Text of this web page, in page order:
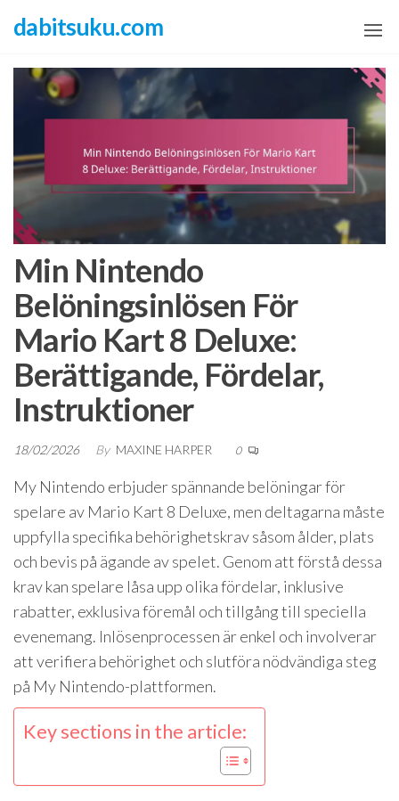
content
dabitsuku.com
Min Nintendo
Belöningsinlösen För
Mario Kart 8 Deluxe:
Berättigande, Fördelar,
Instruktioner
18/02/2026 By MAXINE HARPER 0
My Nintendo erbjuder spännande belöningar för
spelare av Mario Kart 8 Deluxe, men deltagarna måste
uppfylla specifika behörighetskrav såsom ålder, plats
och bevis på ägande av spelet. Genom att förstå dessa
krav kan spelare låsa upp olika fördelar, inklusive
rabatter, exklusiva föremål och tillgång till speciella
evenemang. Inlösenprocessen är enkel och involverar
att verifiera behörighet och slutföra nödvändiga steg
på My Nintendo-plattformen.
Key sections in the article: